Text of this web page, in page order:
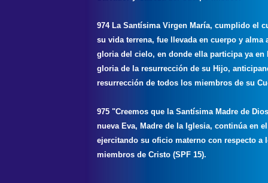
974 La Santísima Virgen María, cumplido el
su vida terrena, fue llevada en cuerpo y alma
gloria del cielo, en donde ella participa ya en
gloria de la resurrección de su Hijo,
resurrección de todos los miembros de su
975 "Creemos que la Santísima Madre de
nueva Eva, Madre de la Iglesia, continúa en
ejercitando su oficio materno con respecto a
miembros de Cristo (SPF 15).